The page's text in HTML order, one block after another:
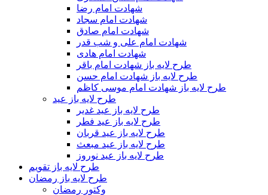
شهادت امام رضا
شهادت امام سجاد
شهادت امام صادق
شهادت امام علی و شب قدر
شهادت امام هادی
طرح لایه باز شهادت امام باقر
طرح لایه باز شهادت امام حسن
طرح لایه باز شهادت امام موسی کاظم
طرح لایه باز عید
طرح لایه باز عید غدیر
طرح لایه باز عید فطر
طرح لایه باز عید قربان
طرح لایه باز عید مبعث
طرح لایه باز عید نوروز
طرح لایه باز تقویم
طرح لایه باز رمضان
وکتور رمضان